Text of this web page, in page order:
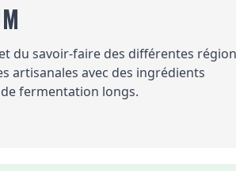
du savoir-faire des différentes
artisanales avec des ingrédients
fermentation longs.